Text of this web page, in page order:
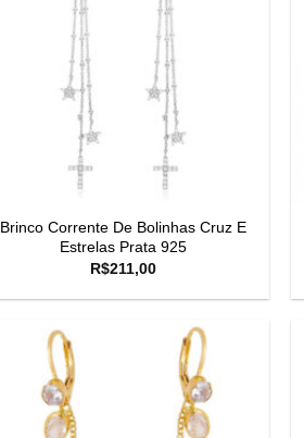
Brinco Corrente De Bolinhas Cruz E
Estrelas Prata 925
R$211,00